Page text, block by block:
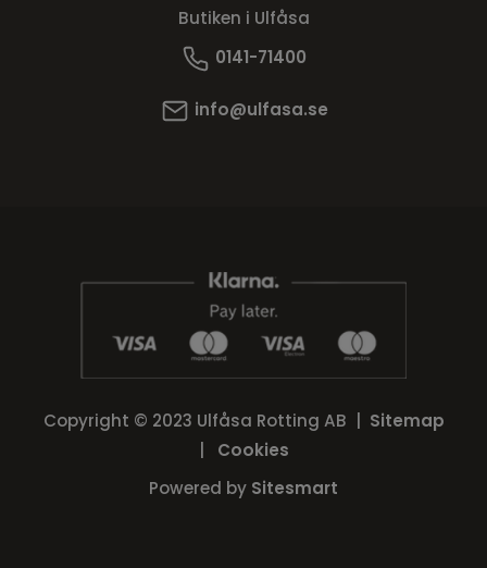
Butiken i Ulfåsa
0141-71400
info@ulfasa.se
Copyright © 2023 Ulfåsa Rotting AB | Sitemap
| Cookies
Powered by Sitesmart